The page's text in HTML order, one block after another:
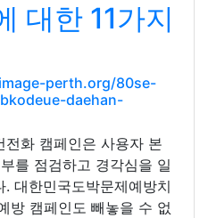
대한 11가지
perth.org/80se-
daehan-
화 캠페인은 사용자 본
를 점검하고 경각심을 일
대한민국도박문제예방치
방 캠페인도 빼놓을 수 없